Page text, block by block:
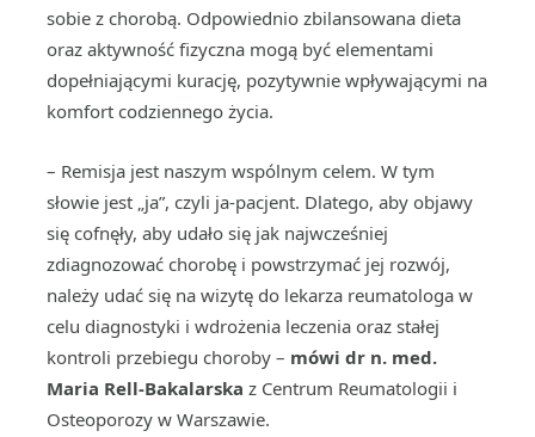
sobie z chorobą. Odpowiednio zbilansowana dieta
oraz aktywność fizyczna mogą być elementami
dopełniającymi kurację, pozytywnie wpływającymi na
komfort codziennego życia.
– Remisja jest naszym wspólnym celem. W tym
słowie jest „ja”, czyli ja-pacjent. Dlatego, aby objawy
się cofnęły, aby udało się jak najwcześniej
zdiagnozować chorobę i powstrzymać jej rozwój,
należy udać się na wizytę do lekarza reumatologa w
celu diagnostyki i wdrożenia leczenia oraz stałej
kontroli przebiegu choroby – mówi dr n. med.
Maria Rell-Bakalarska z Centrum Reumatologii i
Osteoporozy w Warszawie.